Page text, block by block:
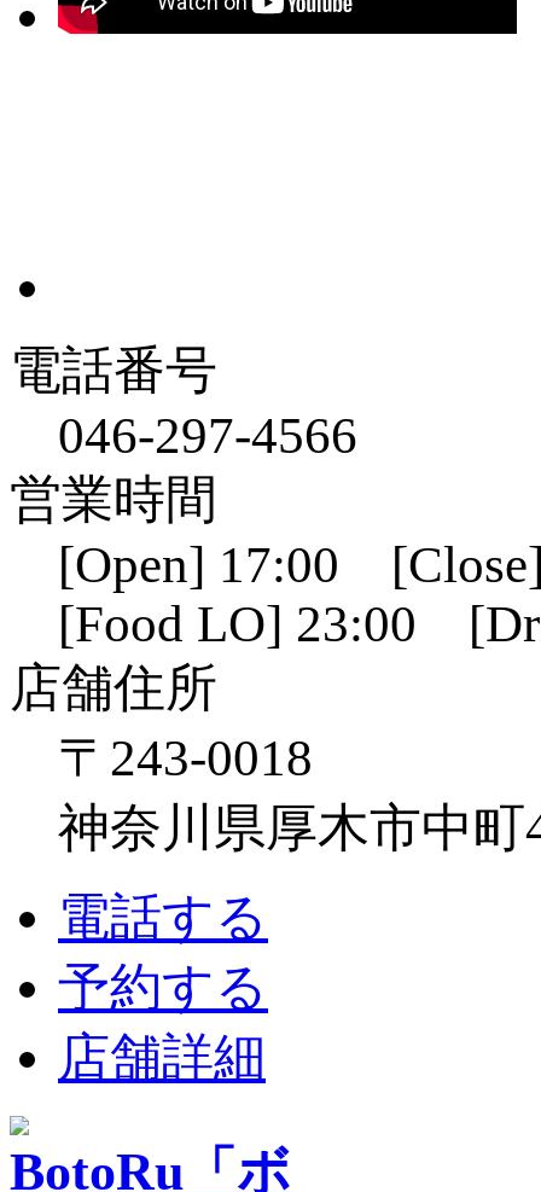
電話番号
046-297-4566
営業時間
[Open] 17:00
[Food LO] 23:00
店舗住所
〒243-0018
神奈川県厚木市中町
電話する
予約する
店舗詳細